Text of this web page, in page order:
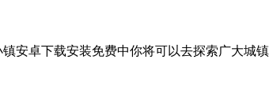
安卓下载安装免费中你将可以去探索广大城